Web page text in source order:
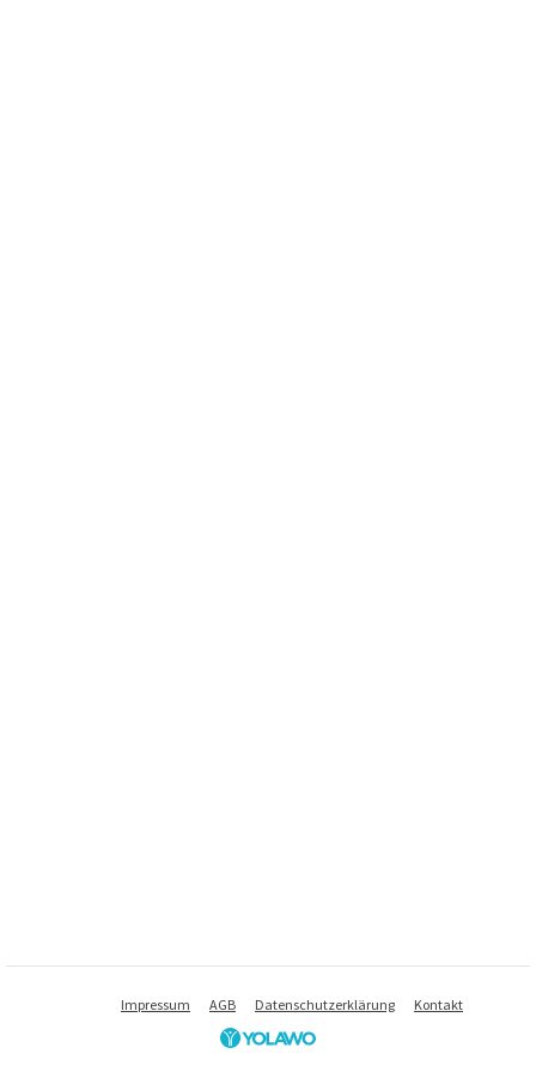
Impressum AGB Datenschutzerklärung Kontakt